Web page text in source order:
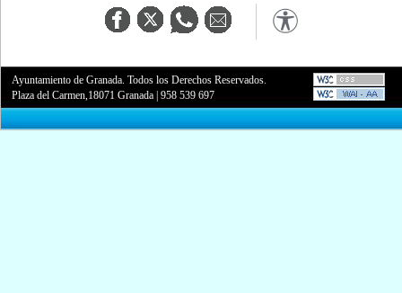
Ayuntamiento de Granada. Todos los Derechos Reservados.
Plaza del Carmen,18071 Granada |958 539 697